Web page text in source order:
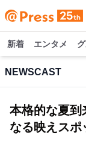
新着 エンタメ
NEWSCAST
本格的な夏到
なる映えスポ